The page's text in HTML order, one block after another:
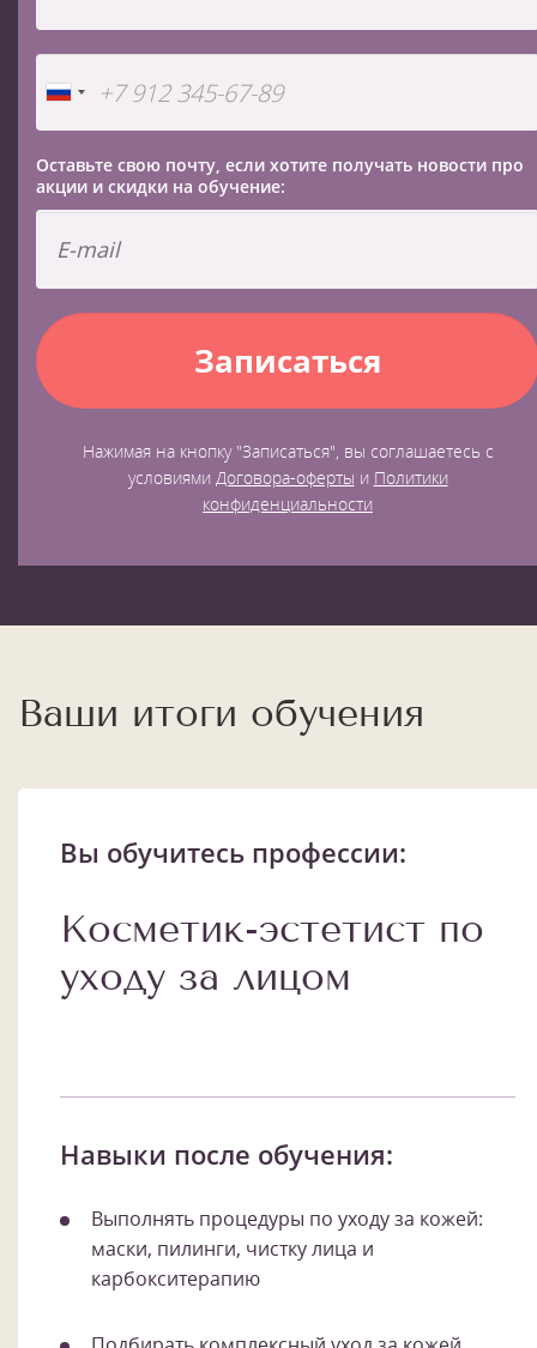
Оставьте свою почту, если хотите получать новости про
акции и скидки на обучение:
Нажимая на кнопку "Записаться", вы соглашаетесь с
условиями Договора-оферты и Политики
конфиденциальности
Ваши итоги обучения
Вы обучитесь профессии:
Косметик-эстетист по
уходу за лицом
Навыки после обучения:
Выполнять процедуры по уходу за кожей:
маски, пилинги, чистку лица и
карбокситерапию